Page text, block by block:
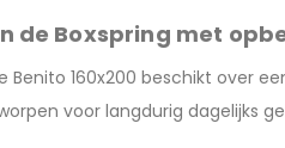
de Boxspring met
Benito 160x200 beschikt over
voor langdurig dagelijks